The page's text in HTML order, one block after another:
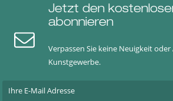
Jetzt den
abonnieren
Verpassen Sie keine Neuigkeit
Kunstgewerbe.